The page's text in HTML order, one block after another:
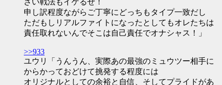
ざい戦法もイケるぜ！
申し訳程度ながらご丁寧にどっちもタイプ一致だし
ただもしリアルファイトになったとしてもオレたちは
責任取れないんでそこは自己責任でオナシャス！」
>>933
ユウリ「うんうん、実際あの最強のミュウツー相手に
からかっておどけて挑発する程度には
オリジナルとしての余裕と自信、そしてプライドがあ